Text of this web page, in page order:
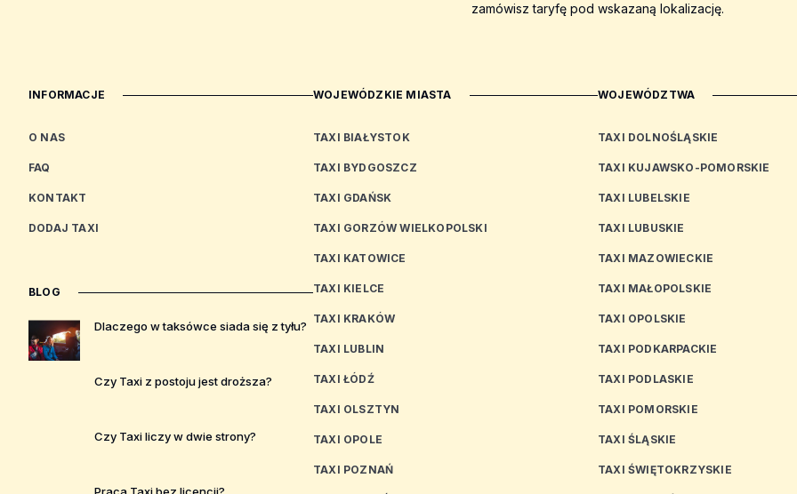
zamówisz taryfę pod wskazaną lokalizację.
INFORMACJE
O NAS
FAQ
KONTAKT
DODAJ TAXI
BLOG
Dlaczego w taksówce siada się z tyłu?
Czy Taxi z postoju jest droższa?
Czy Taxi liczy w dwie strony?
WOJEWÓDZKIE MIASTA
TAXI BIAŁYSTOK
TAXI BYDGOSZCZ
TAXI GDAŃSK
TAXI GORZÓW WIELKOPOLSKI
TAXI KATOWICE
TAXI KIELCE
TAXI KRAKÓW
TAXI LUBLIN
TAXI ŁÓDŹ
TAXI OLSZTYN
TAXI OPOLE
TAXI POZNAŃ
WOJEWÓDZTWA
TAXI DOLNOŚLĄSKIE
TAXI KUJAWSKO-POMORSKIE
TAXI LUBELSKIE
TAXI LUBUSKIE
TAXI MAZOWIECKIE
TAXI MAŁOPOLSKIE
TAXI OPOLSKIE
TAXI PODKARPACKIE
TAXI PODLASKIE
TAXI POMORSKIE
TAXI ŚLĄSKIE
TAXI ŚWIĘTOKRZYSKIE